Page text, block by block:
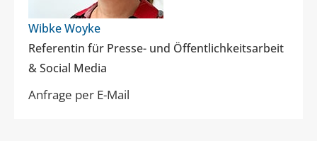
Wibke Woyke
Referentin für Presse- und Öffentlichkeitsarbeit
& Social Media
Anfrage per E-Mail